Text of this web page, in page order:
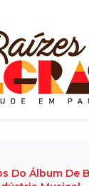
Do Álbum De